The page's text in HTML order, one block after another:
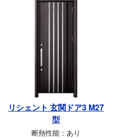
リシェント 玄関ドア3 M27
型
断熱性能：あり